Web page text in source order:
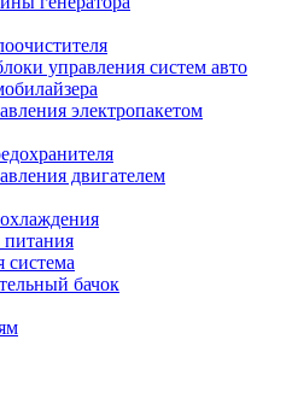
управления систем авто
электропакетом
двигателем
система
бачок